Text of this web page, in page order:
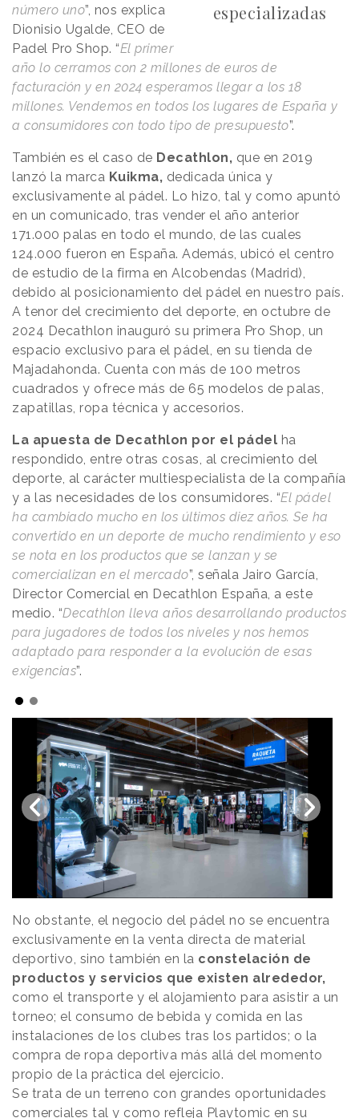
especializadas
número uno”, nos explica
Dionisio Ugalde, CEO de
Padel Pro Shop. “El primer
año lo cerramos con 2 millones de euros de
facturación y en 2024 esperamos llegar a los 18
millones. Vendemos en todos los lugares de España y
a consumidores con todo tipo de presupuesto”.
También es el caso de Decathlon, que en 2019
lanzó la marca Kuikma, dedicada única y
exclusivamente al pádel. Lo hizo, tal y como apuntó
en un comunicado, tras vender el año anterior
171.000 palas en todo el mundo, de las cuales
124.000 fueron en España. Además, ubicó el centro
de estudio de la firma en Alcobendas (Madrid),
debido al posicionamiento del pádel en nuestro país.
A tenor del crecimiento del deporte, en octubre de
2024 Decathlon inauguró su primera Pro Shop, un
espacio exclusivo para el pádel, en su tienda de
Majadahonda. Cuenta con más de 100 metros
cuadrados y ofrece más de 65 modelos de palas,
zapatillas, ropa técnica y accesorios.
La apuesta de Decathlon por el pádel ha
respondido, entre otras cosas, al crecimiento del
deporte, al carácter multiespecialista de la compañía
y a las necesidades de los consumidores. “El pádel
ha cambiado mucho en los últimos diez años. Se ha
convertido en un deporte de mucho rendimiento y eso
se nota en los productos que se lanzan y se
comercializan en el mercado”, señala Jairo García,
Director Comercial en Decathlon España, a este
medio. “Decathlon lleva años desarrollando productos
para jugadores de todos los niveles y nos hemos
adaptado para responder a la evolución de esas
exigencias”.
No obstante, el negocio del pádel no se encuentra
exclusivamente en la venta directa de material
deportivo, sino también en la constelación de
productos y servicios que existen alrededor,
como el transporte y el alojamiento para asistir a un
torneo; el consumo de bebida y comida en las
instalaciones de los clubes tras los partidos; o la
compra de ropa deportiva más allá del momento
propio de la práctica del ejercicio.
Se trata de un terreno con grandes oportunidades
comerciales tal y como refleja Playtomic en su